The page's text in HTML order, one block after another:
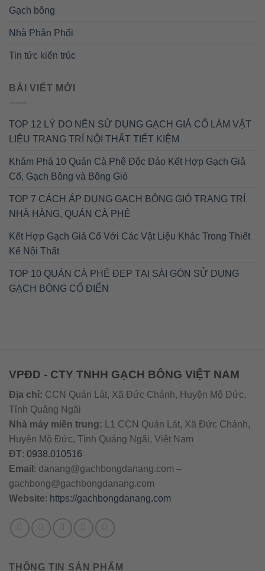
Gạch bông
Nhà Phân Phối
Tin tức kiến trúc
BÀI VIẾT MỚI
TOP 12 LÝ DO NÊN SỬ DỤNG GẠCH GIẢ CỔ LÀM VẬT
LIỆU TRANG TRÍ NỘI THẤT TIẾT KIỆM
Khám Phá 10 Quán Cà Phê Độc Đáo Kết Hợp Gạch Giả
Cổ, Gạch Bông và Bông Gió
TOP 7 CÁCH ÁP DỤNG GẠCH BÔNG GIÓ TRANG TRÍ
NHÀ HÀNG, QUÁN CÀ PHÊ
Kết Hợp Gạch Giả Cổ Với Các Vật Liệu Khác Trong Thiết
Kế Nội Thất
TOP 10 QUÁN CÀ PHÊ ĐẸP TẠI SÀI GÒN SỬ DỤNG
GẠCH BÔNG CỔ ĐIỂN
VPĐD - CTY TNHH GẠCH BÔNG VIỆT NAM
Địa chỉ: CCN Quán Lát, Xã Đức Chánh, Huyện Mộ Đức,
Tỉnh Quảng Ngãi
Nhà máy miền trung: L1 CCN Quán Lát, Xã Đức Chánh,
Huyện Mộ Đức, Tỉnh Quảng Ngãi, Việt Nam
ĐT: 0938.010516
Email : danang@gachbongdanang.com –
gachbong@gachbongdanang.com
Website: https://gachbongdanang.com
THÔNG TIN SẢN PHẨM